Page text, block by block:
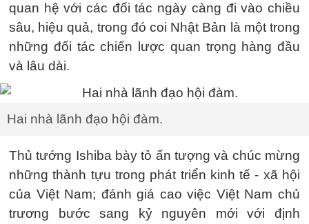
quan hệ với các đối tác ngày càng đi vào chiều
sâu, hiệu quả, trong đó coi Nhật Bản là một trong
những đối tác chiến lược quan trọng hàng đầu
và lâu dài.
Hai nhà lãnh đạo hội đàm.
Thủ tướng Ishiba bày tỏ ấn tượng và chúc mừng
những thành tựu trong phát triển kinh tế - xã hội
của Việt Nam; đánh giá cao việc Việt Nam chủ
trương bước sang kỷ nguyên mới với định